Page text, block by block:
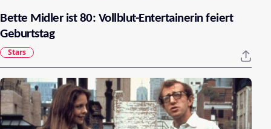
Bette Midler ist 80: Vollblut-Entertainerin feiert
Geburtstag
Stars